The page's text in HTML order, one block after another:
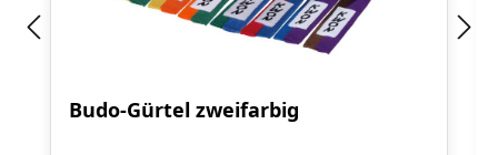
Budo-Gürtel zweifarbig